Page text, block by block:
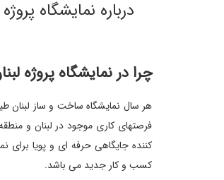
درباره نمایشگاه
چرا در نمایشگاه پروژه لبنان ٢٠٢٠ شرکت
هر سال نمایشگاه ساخت و ساز لبنان
فرصتهای کاری موجود در لبنان و
کننده جایگاهی حرفه ای و پویا
کسب و کار جدید می باشد.